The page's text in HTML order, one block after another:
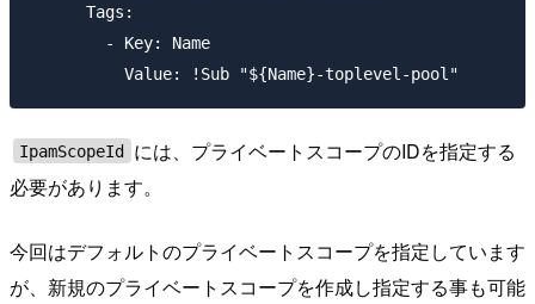
      Tags:
        - Key: Name
IpamScopeId には、プライベートスコープのIDを指定する
必要があります。
今回はデフォルトのプライベートスコープを指定しています
が、新規のプライベートスコープを作成し指定する事も可能